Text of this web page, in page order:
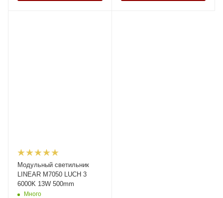
Модульный светильник
LINEAR M7050 LUCH 3
6000K 13W 500mm
Много